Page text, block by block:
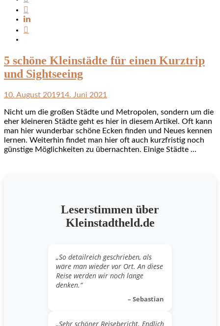
5 schöne Kleinstädte für einen Kurztrip
und Sightseeing
10. August 201914. Juni 2021
Nicht um die großen Städte und Metropolen, sondern um die
eher kleineren Städte geht es hier in diesem Artikel. Oft kann
man hier wunderbar schöne Ecken finden und Neues kennen
lernen. Weiterhin findet man hier oft auch kurzfristig noch
günstige Möglichkeiten zu übernachten. Einige Städte …
Leserstimmen über
Kleinstadtheld.de
„So detailreich geschrieben, als
wäre man wieder vor Ort. An diese
Reise werden wir noch lange
denken.“
– Sebastian
„Sehr schöner Reisebericht. Endlich